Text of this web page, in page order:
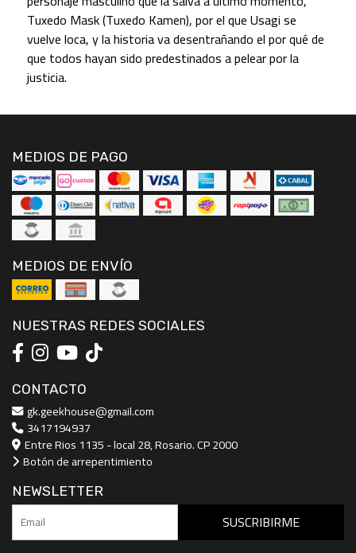
Tuxedo Mask (Tuxedo Kamen), por el que Usagi se
vuelve loca, y la historia va desentrañando el por qué de
que todos hayan sido predestinados a pelear por la
justicia.
MEDIOS DE PAGO
MEDIOS DE ENVÍO
NUESTRAS REDES SOCIALES
CONTACTO
gk.geekhouse@gmail.com
3417194937
Entre Rios 1135 - local 28, Rosario. CP 2000
Botón de arrepentimiento
NEWSLETTER
SUSCRIBIRME